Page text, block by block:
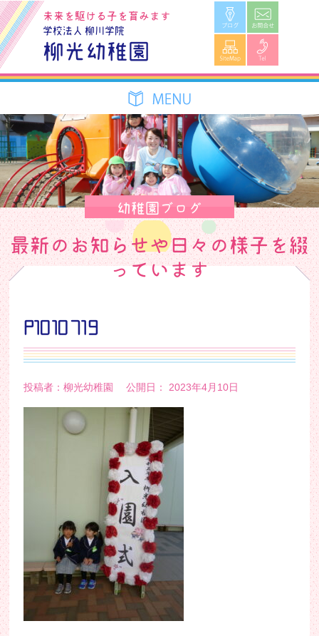
学校法人 柳川学院
柳光幼稚園
未来を駆ける子を育みます ブログ
SiteMap
幼稚園ブログ
最新のお知らせや日々の様子を綴
っています
P1010719
投稿者：柳光幼稚園 公開日： 2023年4月10日